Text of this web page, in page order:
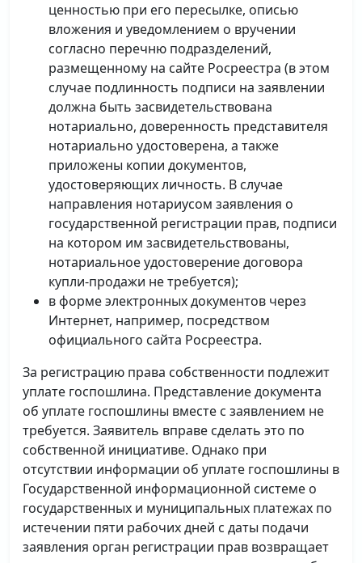
ценностью при его пересылке, описью
вложения и уведомлением о вручении
согласно перечню подразделений,
размещенному на сайте Росреестра (в этом
случае подлинность подписи на заявлении
должна быть засвидетельствована
нотариально, доверенность представителя
нотариально удостоверена, а также
приложены копии документов,
удостоверяющих личность. В случае
направления нотариусом заявления о
государственной регистрации прав, подписи
на котором им засвидетельствованы,
нотариальное удостоверение договора
купли-продажи не требуется);
в форме электронных документов через
Интернет, например, посредством
официального сайта Росреестра.
За регистрацию права собственности подлежит
уплате госпошлина. Представление документа
об уплате госпошлины вместе с заявлением не
требуется. Заявитель вправе сделать это по
собственной инициативе. Однако при
отсутствии информации об уплате госпошлины в
Государственной информационной системе о
государственных и муниципальных платежах по
истечении пяти рабочих дней с даты подачи
заявления орган регистрации прав возвращает